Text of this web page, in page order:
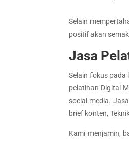
Selain
positif akan
Jasa
Selain fokus pada
pelatihan Digital
social media.
brief konten,
Kami menjamin,